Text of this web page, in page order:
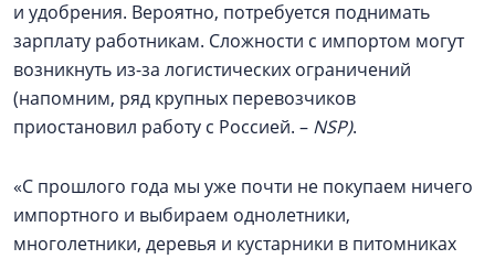
и удобрения. Вероятно, потребуется поднимать
зарплату работникам. Сложности с импортом могут
возникнуть из-за логистических ограничений
(напомним, ряд крупных перевозчиков
приостановил работу с Россией. – NSP).
«С прошлого года мы уже почти не покупаем ничего
импортного и выбираем однолетники,
многолетники, деревья и кустарники в питомниках